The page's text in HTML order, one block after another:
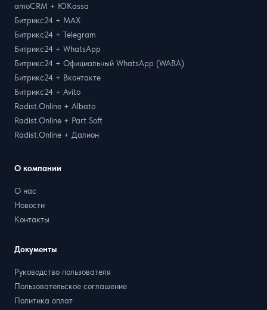
amoCRM + ЮKassa
Битрикс24 + MAX
Битрикс24 + Telegram
Битрикс24 + WhatsApp
Битрикс24 + Официальный WhatsApp (WABA)
Битрикс24 + Вконтакте
Битрикс24 + Avito
Radist.Online + Albato
Radist.Online + Part Soft
Radist.Online + Далион
О компании
О нас
Новости
Контакты
Документы
Руководство пользователя
Пользовательское соглашение
Политика оплат